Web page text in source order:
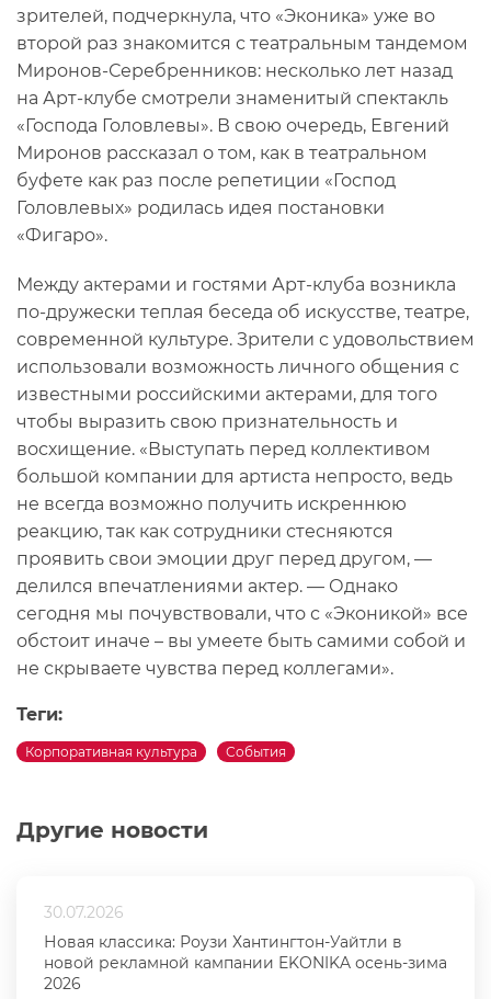
Другие новости
30.07.2026
Новая классика: Роузи Хантингтон-Уайтли в
новой рекламной кампании EKONIKA осень-зима
2026
зрителей, подчеркнула, что «Эконика» уже во
второй раз знакомится с театральным тандемом
Миронов-Серебренников: несколько лет назад
на Арт-клубе смотрели знаменитый спектакль
«Господа Головлевы». В свою очередь, Евгений
Миронов рассказал о том, как в театральном
буфете как раз после репетиции «Господ
Головлевых» родилась идея постановки
«Фигаро».
Между актерами и гостями Арт-клуба возникла
по-дружески теплая беседа об искусстве, театре,
современной культуре. Зрители с удовольствием
использовали возможность личного общения с
известными российскими актерами, для того
чтобы выразить свою признательность и
восхищение. «Выступать перед коллективом
большой компании для артиста непросто, ведь
не всегда возможно получить искреннюю
реакцию, так как сотрудники стесняются
проявить свои эмоции друг перед другом, —
делился впечатлениями актер. — Однако
сегодня мы почувствовали, что с «Эконикой» все
обстоит иначе – вы умеете быть самими собой и
не скрываете чувства перед коллегами».
Теги:
Корпоративная культура События